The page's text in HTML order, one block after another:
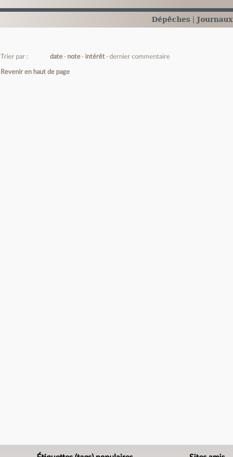
Dépêches Journaux
Trier par : date note intérêt dernier commentaire
Revenir en haut de page